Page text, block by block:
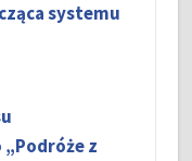
systemu
z